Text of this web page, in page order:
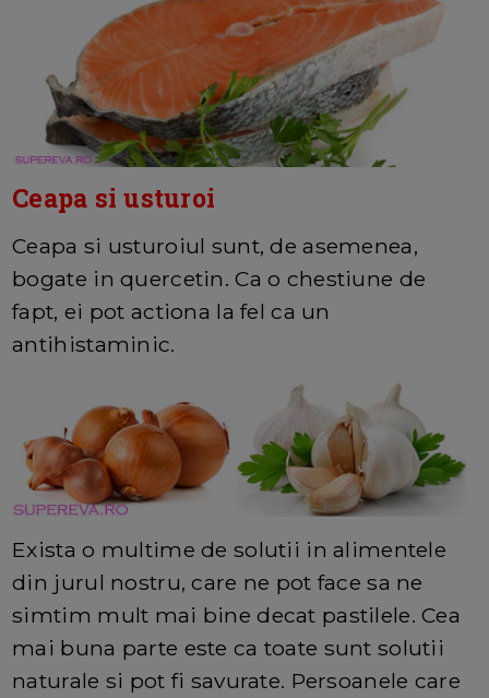
Ceapa si usturoi
Ceapa si usturoiul sunt, de asemenea,
bogate in quercetin. Ca o chestiune de
fapt, ei pot actiona la fel ca un
antihistaminic.
Exista o multime de solutii in alimentele
din jurul nostru, care ne pot face sa ne
simtim mult mai bine decat pastilele. Cea
mai buna parte este ca toate sunt solutii
naturale si pot fi savurate. Persoanele care